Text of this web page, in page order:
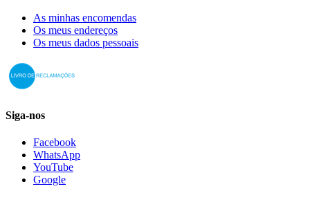
As minhas encomendas
Os meus endereços
Os meus dados pessoais
Siga-nos
Facebook
WhatsApp
YouTube
Google